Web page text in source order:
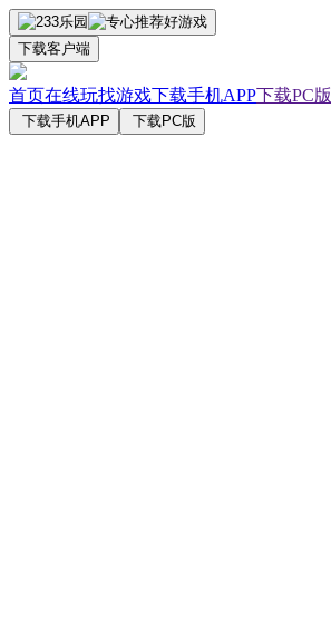
下载客户端
首页在线玩找游戏下载手机APP下载PC版
下载手机APP 下载PC版